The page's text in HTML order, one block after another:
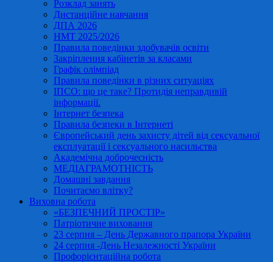
Розклад занять
Дистанційне навчання
ДПА 2026
НМТ 2025/2026
Правила поведінки здобувачів освіти
Закріплення кабінетів за класами
Графік олімпіад
Правила поведінки в різних ситуаціях
ІПСО: що це таке? Протидія неправдивій
інформації.
Інтернет безпека
Правила безпеки в Інтернеті
Європейський день захисту дітей від сексуальної
експлуатації і сексуального насильства
Академічна доброчесність
МЕДІАГРАМОТНІСТЬ
Домашні завдання
Почитаємо влітку?
Виховна робота
«БЕЗПЕЧНИЙ ПРОСТІР»
Патріотичне виховання
23 серпня – День Державного прапора України
24 серпня -День Незалежності України
Профорієнтаційна робота